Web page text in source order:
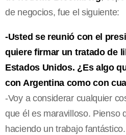
de negocios, fue el siguiente:
-Usted se reunió con el
quiere firmar un tratado de
Estados Unidos. ¿Es algo
con Argentina como con
-Voy a considerar cualquier
que él es maravilloso. Pienso
haciendo un trabajo fantástico.